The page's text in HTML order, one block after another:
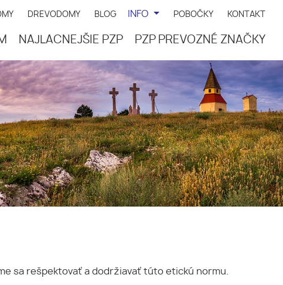
DREVODOMY BLOG INFO POBOČKY KONTAKT
NAJLACNEJŠIE PZP PZP PREVOZNÉ ZNAČKY
sa rešpektovať a dodržiavať túto etickú normu.